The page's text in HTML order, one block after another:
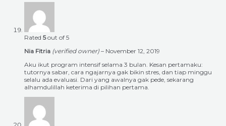
Rated 5out of 5
Nia Fitria (verified owner) – November 12, 2019
Aku ikut program intensif selama 3 bulan. Kesan pertamaku:
tutornya sabar, cara ngajarnya gak bikin stres, dan tiap minggu
selalu ada evaluasi. Dari yang awalnya gak pede, sekarang
alhamdulillah keterima di pilihan pertama.